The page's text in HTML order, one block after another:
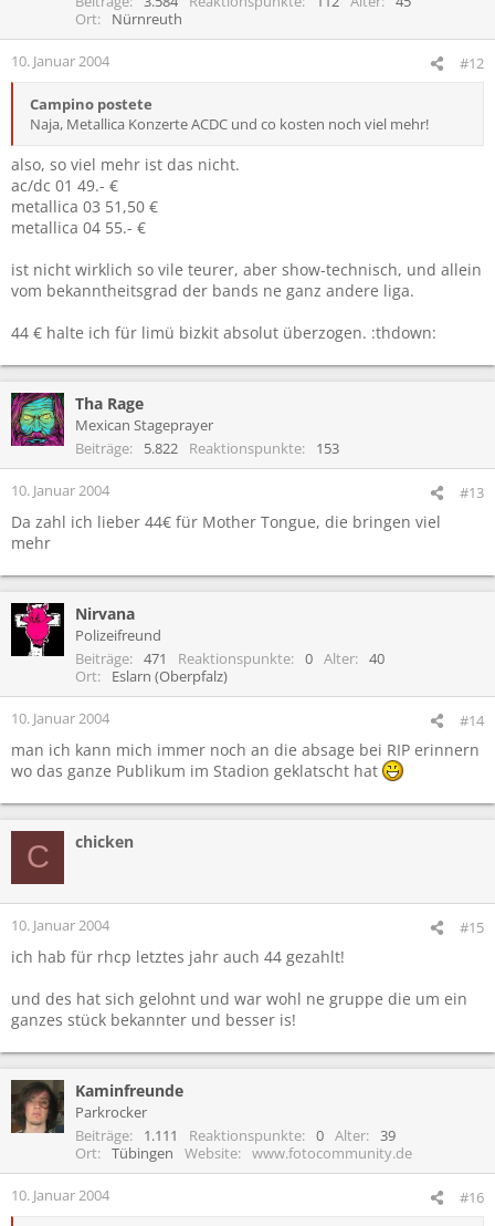
Ort
Nürnreuth
10. Januar 2004 #12
Campino postete
Naja, Metallica Konzerte ACDC und co kosten noch viel mehr!
also, so viel mehr ist das nicht.
ac/dc 01 49.- €
metallica 03 51,50 €
metallica 04 55.- €
ist nicht wirklich so vile teurer, aber show-technisch, und allein
vom bekanntheitsgrad der bands ne ganz andere liga.
44 € halte ich für limü bizkit absolut überzogen. :thdown:
Tha Rage
Mexican Stageprayer
Beiträge
5.822 Reaktionspunkte 153
10. Januar 2004 #13
Da zahl ich lieber 44€ für Mother Tongue, die bringen viel
mehr
Nirvana
Polizeifreund
Beiträge
471 Reaktionspunkte 0 Alter
40
Ort
Eslarn (Oberpfalz)
10. Januar 2004 #14
man ich kann mich immer noch an die absage bei RIP erinnern
wo das ganze Publikum im Stadion geklatscht hat
C chicken
10. Januar 2004 #15
ich hab für rhcp letztes jahr auch 44 gezahlt!
und des hat sich gelohnt und war wohl ne gruppe die um ein
ganzes stück bekannter und besser is!
Kaminfreunde
Parkrocker
Beiträge
1.111 Reaktionspunkte 0 Alter
39
Ort
Tübingen Website www.fotocommunity.de
10. Januar 2004 #16